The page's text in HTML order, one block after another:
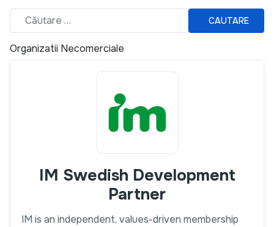
CAUTARE
Organizatii Necomerciale
IM Swedish Development
Partner
IM is an independent, values-driven membership